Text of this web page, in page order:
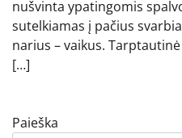
nušvinta ypatingomis
sutelkiamas į pačius
narius – vaikus.
[…]
Paieška